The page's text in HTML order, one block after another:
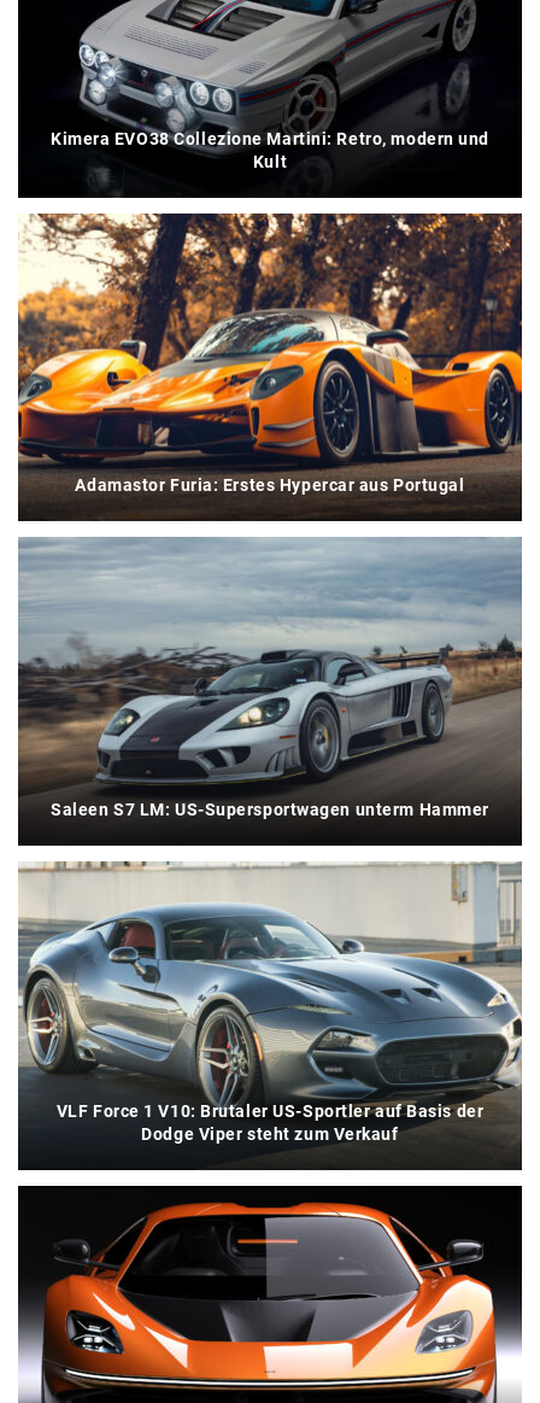
Kimera EVO38 Collezione Martini: Retro, modern und
Kult
Adamastor Furia: Erstes Hypercar aus Portugal
Saleen S7 LM: US-Supersportwagen unterm Hammer
VLF Force 1 V10: Brutaler US-Sportler auf Basis der
Dodge Viper steht zum Verkauf